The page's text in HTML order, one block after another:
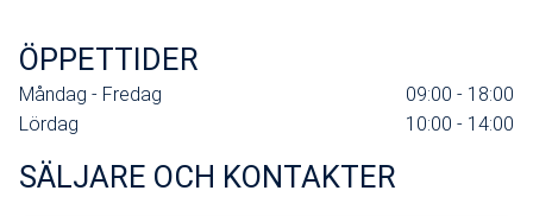
ÖPPETTIDER
Måndag - Fredag
09:00 - 18:00
Lördag
10:00 - 14:00
SÄLJARE OCH KONTAKTER